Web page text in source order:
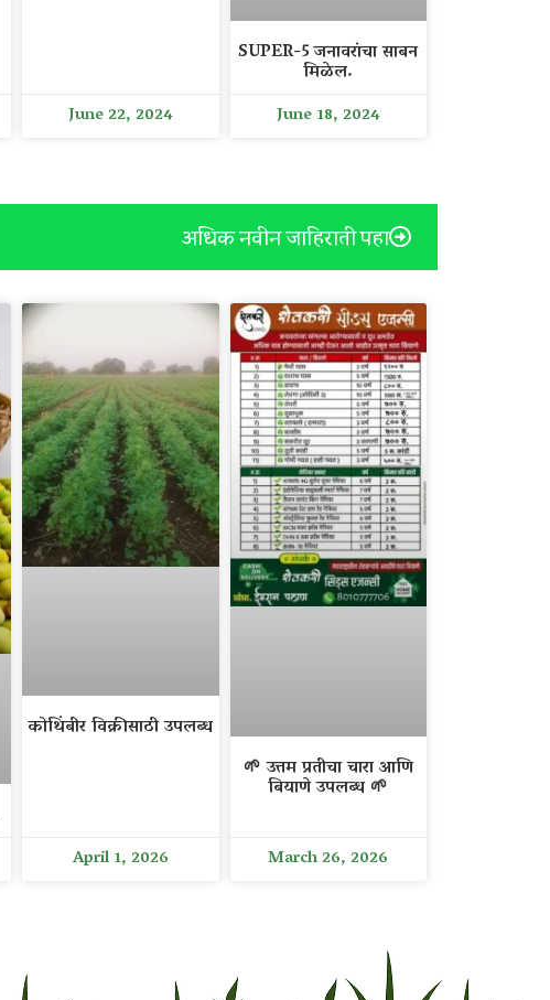
June 22, 2024
SUPER-5 जनावरांचा साबन
मिळेल.
June 18, 2024
अधिक नवीन जाहिराती पहा
कोथिंबीर विक्रीसाठी उपलब्ध
April 1, 2026
🌱 उत्तम प्रतीचा चारा आणि
बियाणे उपलब्ध 🌱
March 26, 2026